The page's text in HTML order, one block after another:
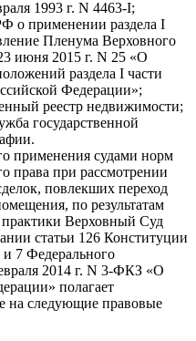
1993 г. N 4463-I;
о применении раздела I
Пленума Верховного
июня 2015 г. N 25 «О
раздела I части
Федерации»;
реестр недвижимости;
государственной
применения судами норм
права при рассмотрении
повлекших переход
по результатам
Верховный Суд
статьи 126 Конституции
7 Федерального
2014 г. N 3-ФКЗ «О
полагает
на следующие правовые